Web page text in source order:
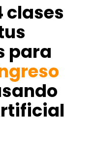
clases
para